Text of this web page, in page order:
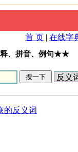
首 页 | 在线字
释、拼音、例句★★
的反义词